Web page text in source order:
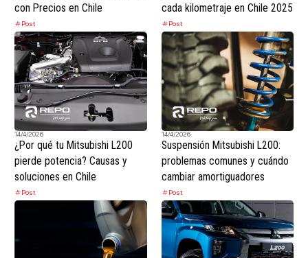
con Precios en Chile
Post
cada kilometraje en Chile 2025
Post
14/4/2026
¿Por qué tu Mitsubishi L200
pierde potencia? Causas y
soluciones en Chile
Post
14/4/2026
Suspensión Mitsubishi L200:
problemas comunes y cuándo
cambiar amortiguadores
Post